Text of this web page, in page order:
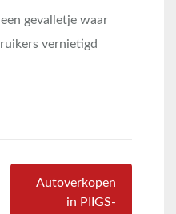
gevalletje waar
vernietigd
Autoverkopen
in PIIGS-